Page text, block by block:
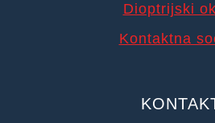
Dioptrijski
Kontaktna